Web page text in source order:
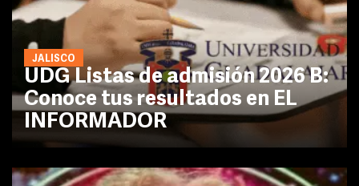
JALISCO
UDG Listas de admisión 2026 B:
Conoce tus resultados en EL
INFORMADOR